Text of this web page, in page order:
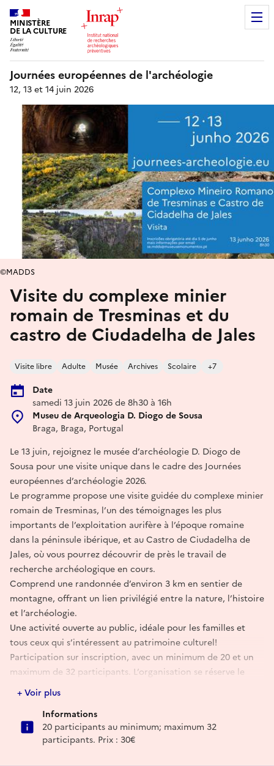
MINISTÈRE
DE LA CULTURE
Journées européennes de l'archéologie
12, 13 et 14 juin 2026
Visite du complexe minier
romain de Tresminas et du
castro de Ciudadelha de Jales
Visite libre Adulte Musée Archives Scolaire +7
Date
samedi 13 juin 2026 de 8h30 à 16h
Museu de Arqueologia D. Diogo de Sousa
Braga, Braga, Portugal
©MADDS
Le 13 juin, rejoignez le musée d’archéologie D. Diogo de
Sousa pour une visite unique dans le cadre des Journées
européennes d’archéologie 2026.
Le programme propose une visite guidée du complexe minier
romain de Tresminas, l’un des témoignages les plus
importants de l’exploitation aurifère à l’époque romaine
dans la péninsule ibérique, et au Castro de Ciudadelha de
Jales, où vous pourrez découvrir de près le travail de
recherche archéologique en cours.
Comprend une randonnée d’environ 3 km en sentier de
montagne, offrant un lien privilégié entre la nature, l’histoire
et l’archéologie.
Une activité ouverte au public, idéale pour les familles et
tous ceux qui s’intéressent au patrimoine culturel!
Participation sur inscription, avec un minimum de 20 et un
maximum de 32 participants. L’organisation se réserve le
droit d’annuler l’activité si elle n’a pas le nombre minimum
de participants.
Réserver
+ Voir plus
Informations
20 participants au minimum; maximum 32
participants. Prix : 30€